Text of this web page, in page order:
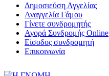
Δημοσιεύση Αγγελίας
Αναγγελία Γάμου
Γίνετε συνδρομητής
Αγορά Συνδρομής Online
Είσοδος συνδρομητή
Επικοινωνία